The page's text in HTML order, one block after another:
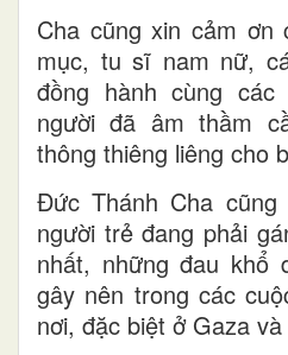
Cha cũng xin cảm ơn
mục, tu sĩ nam nữ,
đồng hành cùng
người đã âm thầm
thông thiêng liêng cho
Đức Thánh Cha cũng
người trẻ đang phải
nhất, những đau khổ
gây nên trong các
nơi, đặc biệt ở Gaza